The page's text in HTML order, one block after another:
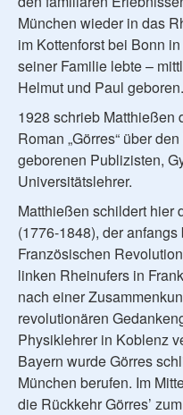
München wieder in das
im Kottenforst bei Bonn
seiner Familie lebte –
Helmut und Paul geboren.
1928 schrieb Matthießen
Roman „Görres“ über
geborenen Publizisten,
Universitätslehrer.
Matthießen schildert hier
(1776-1848), der
Französischen
linken Rheinufers in
nach einer
revolutionären
Physiklehrer in Koblenz
Bayern wurde Görres
München berufen. Im
die Rückkehr Görres’